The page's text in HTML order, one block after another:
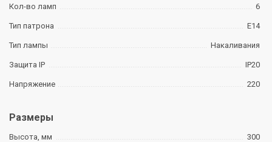
Кол-во ламп 6
Тип патрона E14
Тип лампы Накаливания
Защита IP IP20
Напряжение 220
Размеры
Высота, мм 300